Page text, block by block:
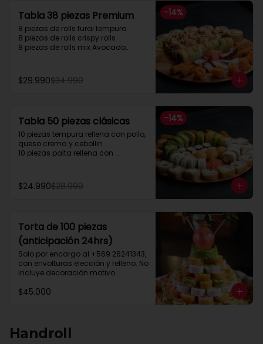
el envío de forma gratuita.”
-14%
Tabla 38 piezas Premium
8 piezas de rolls furai tempura
8 piezas de rolls crispy rolls
8 piezas de rolls mix Avocado
4 camarón apanados
$29.990$34.990
-14%
Tabla 50 piezas clásicas
10 piezas tempura rellena con pollo,
queso crema y cebollin
10 piezas palta rellena con
palta y cebollin
4 gyosas pollo y cerdo
$24.990$28.990
Torta de 100 piezas
(anticipación 24hrs)
Solo por encargo al +569 26241343,
con envolturas elección y relleno. No
incluye decoración motivo
un dia a otro.
envoltura
Salmon,camaron y pulpo se
$45.000
Handroll